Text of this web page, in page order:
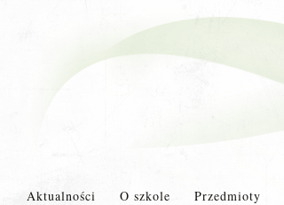
Aktualności O szkole Przedmioty